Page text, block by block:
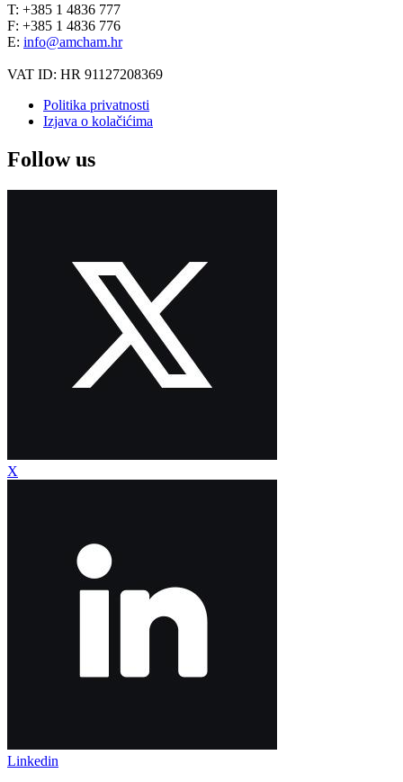
T: +385 1 4836 777
F: +385 1 4836 776
E: info@amcham.hr
VAT ID: HR 91127208369
Politika privatnosti
Izjava o kolačićima
Follow us
X
Linkedin